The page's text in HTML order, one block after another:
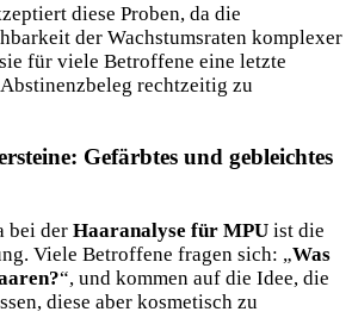
diese Proben, da die
der Wachstumsraten komplexer
für viele Betroffene eine letzte
rechtzeitig zu
Gefärbtes und gebleichtes
bei der Haaranalyse für MPU ist die
Viele Betroffene fragen sich: „Was
“, und kommen auf die Idee, die
diese aber kosmetisch zu